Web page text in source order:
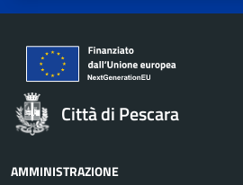
Città di Pescara
AMMINISTRAZIONE